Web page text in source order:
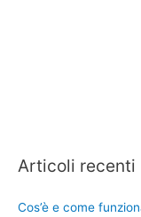
Articoli recenti
Cos’è e come